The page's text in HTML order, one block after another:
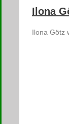
Ilona
Ilona Götz